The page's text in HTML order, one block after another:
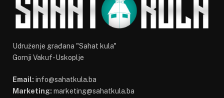
Udruženje građana "Sahat kula"
Gornji Vakuf-Uskoplje
Email: info@sahatkula.ba
Marketing: marketing@sahatkula.ba